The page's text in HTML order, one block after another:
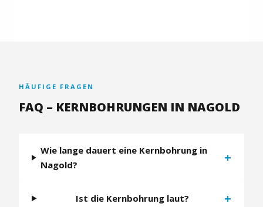
HÄUFIGE FRAGEN
FAQ – KERNBOHRUNGEN IN NAGOLD
Wie lange dauert eine Kernbohrung in
Nagold?
+
Ist die Kernbohrung laut? +